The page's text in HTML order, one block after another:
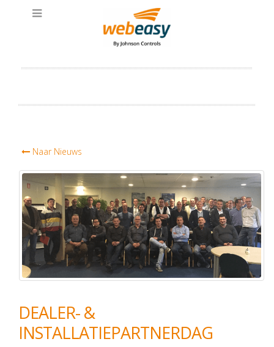
Naar Nieuws
DEALER- &
INSTALLATIEPARTNERDAG